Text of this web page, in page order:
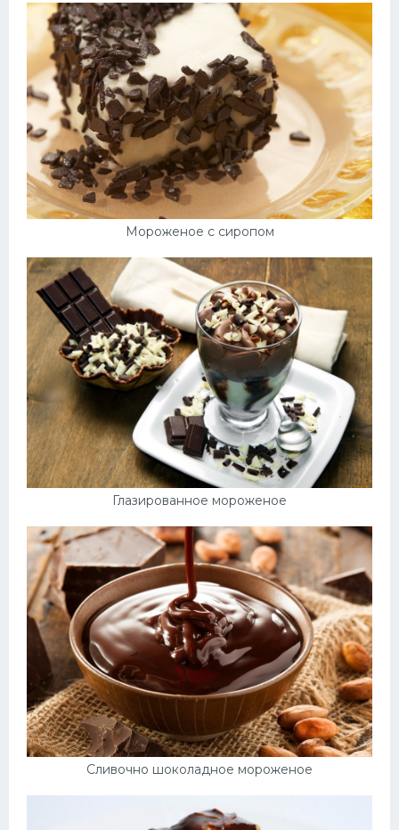
Мороженое с сиропом
Глазированное мороженое
Сливочно шоколадное мороженое